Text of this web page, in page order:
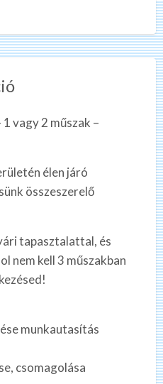
vagy 2 műszak –
élen járó
összeszerelő
tapasztalattal, és
nem kell 3 műszakban
munkautasítás
csomagolása